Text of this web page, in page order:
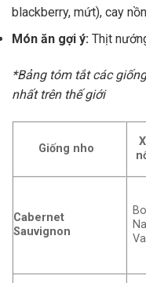
blackberry, mứt), cay
Món ăn gợi ý: Thịt
*Bảng tóm tắt các
nhất trên thế giới
Giống nho
Cabernet
Sauvignon